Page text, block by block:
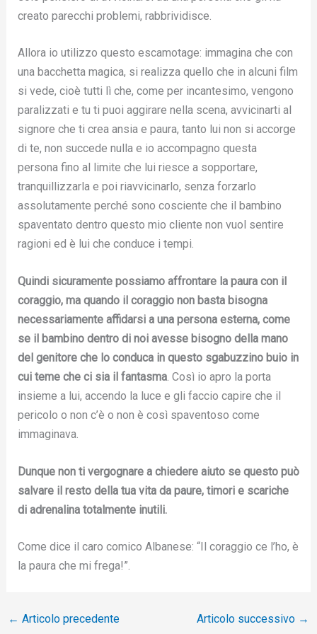
creato parecchi problemi, rabbrividisce.
Allora io utilizzo questo escamotage: immagina che con
una bacchetta magica, si realizza quello che in alcuni film
si vede, cioè tutti lì che, come per incantesimo, vengono
paralizzati e tu ti puoi aggirare nella scena, avvicinarti al
signore che ti crea ansia e paura, tanto lui non si accorge
di te, non succede nulla e io accompagno questa
persona fino al limite che lui riesce a sopportare,
tranquillizzarla e poi riavvicinarlo, senza forzarlo
assolutamente perché sono cosciente che il bambino
spaventato dentro questo mio cliente non vuol sentire
ragioni ed è lui che conduce i tempi.
Quindi sicuramente possiamo affrontare la paura con il
coraggio, ma quando il coraggio non basta bisogna
necessariamente affidarsi a una persona esterna, come
se il bambino dentro di noi avesse bisogno della mano
del genitore che lo conduca in questo sgabuzzino buio in
cui teme che ci sia il fantasma. Così io apro la porta
insieme a lui, accendo la luce e gli faccio capire che il
pericolo o non c’è o non è così spaventoso come
immaginava.
Dunque non ti vergognare a chiedere aiuto se questo può
salvare il resto della tua vita da paure, timori e scariche
di adrenalina totalmente inutili.
Come dice il caro comico Albanese: “Il coraggio ce l’ho, è
la paura che mi frega!”.
← Articolo precedente Articolo successivo →